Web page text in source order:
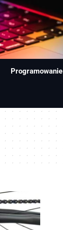
Programowanie